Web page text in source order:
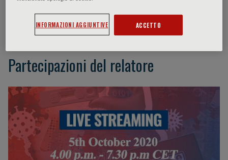
Carlo Cosimo Quattrocchi
Partecipazioni del relatore
INFORMAZIONI AGGIUNTIVE ACCETTO